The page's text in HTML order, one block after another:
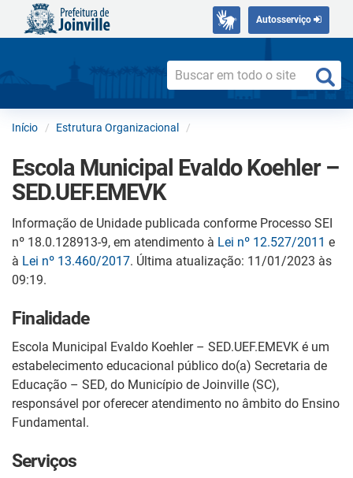
Autosserviço
Início Estrutura Organizacional
Escola Municipal Evaldo Koehler –
SED.UEF.EMEVK
Informação de Unidade publicada conforme Processo SEI
nº 18.0.128913-9, em atendimento à Lei nº 12.527/2011 e
à Lei nº 13.460/2017. Última atualização: 11/01/2023 às
09:19.
Finalidade
Escola Municipal Evaldo Koehler – SED.UEF.EMEVK é um
estabelecimento educacional público do(a) Secretaria de
Educação – SED, do Município de Joinville (SC),
responsável por oferecer atendimento no âmbito do Ensino
Fundamental.
Serviços